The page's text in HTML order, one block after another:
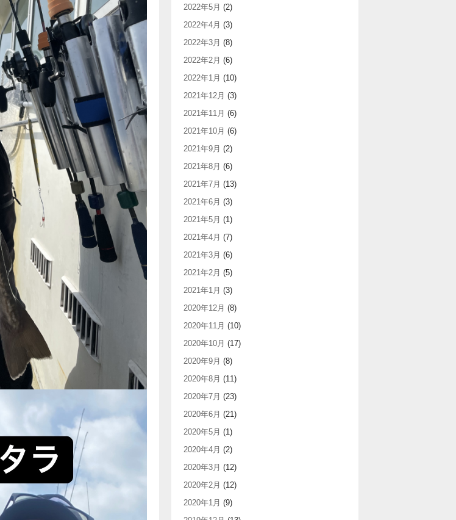
2022年5月 (2)
2022年4月 (3)
2022年3月 (8)
2022年2月 (6)
2022年1月 (10)
2021年12月 (3)
2021年11月 (6)
2021年10月 (6)
2021年9月 (2)
2021年8月 (6)
2021年7月 (13)
2021年6月 (3)
2021年5月 (1)
2021年4月 (7)
2021年3月 (6)
2021年2月 (5)
2021年1月 (3)
2020年12月 (8)
2020年11月 (10)
2020年10月 (17)
2020年9月 (8)
2020年8月 (11)
2020年7月 (23)
2020年6月 (21)
2020年5月 (1)
2020年4月 (2)
2020年3月 (12)
2020年2月 (12)
2020年1月 (9)